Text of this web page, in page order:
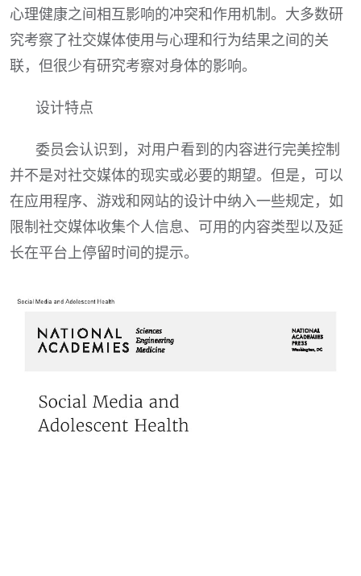
心理健康之间相互影响的冲突和作用机制。大多数研
究考察了社交媒体使用与心理和行为结果之间的关
联，但很少有研究考察对身体的影响。
设计特点
委员会认识到，对用户看到的内容进行完美控制
并不是对社交媒体的现实或必要的期望。但是，可以
在应用程序、游戏和网站的设计中纳入一些规定，如
限制社交媒体收集个人信息、可用的内容类型以及延
长在平台上停留时间的提示。